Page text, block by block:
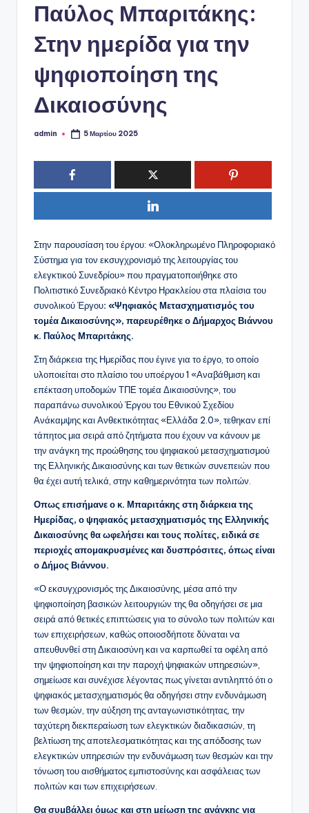
Παύλος Μπαριτάκης:
Στην ημερίδα για την
ψηφιοποίηση της
Δικαιοσύνης
Συγγραφέας:
admin 5 Μαρτίου 2025
Στην παρουσίαση του έργου: «Ολοκληρωμένο Πληροφοριακό
Σύστημα για τον εκσυγχρονισμό της λειτουργίας του
ελεγκτικού Συνεδρίου» που πραγματοποιήθηκε στο
Πολιτιστικό Συνεδριακό Κέντρο Ηρακλείου στα πλαίσια του
συνολικού Έργου: «Ψηφιακός Μετασχηματισμός του
τομέα Δικαιοσύνης», παρευρέθηκε ο Δήμαρχος Βιάννου
κ. Παύλος Μπαριτάκης.
Στη διάρκεια της Ημερίδας που έγινε για το έργο, το οποίο
υλοποιείται στο πλαίσιο του υποέργου 1 «Αναβάθμιση και
επέκταση υποδομών ΤΠΕ τομέα Δικαιοσύνης», του
παραπάνω συνολικού Έργου του Εθνικού Σχεδίου
Ανάκαμψης και Ανθεκτικότητας «Ελλάδα 2.0», τεθηκαν επί
τάπητος μια σειρά από ζητήματα που έχουν να κάνουν με
την ανάγκη της προώθησης του ψηφιακού μετασχηματισμού
της Ελληνικής Δικαιοσύνης και των θετικών συνεπειών που
θα έχει αυτή τελικά, στην καθημερινότητα των πολιτών.
Οπως επισήμανε ο κ. Μπαριτάκης στη διάρκεια της
Ημερίδας, ο ψηφιακός μετασχηματισμός της Ελληνικής
Δικαιοσύνης θα ωφελήσει και τους πολίτες, ειδικά σε
περιοχές απομακρυσμένες και δυσπρόσιτες, όπως είναι
ο Δήμος Βιάννου.
«Ο εκσυγχρονισμός της Δικαιοσύνης, μέσα από την
ψηφιοποίηση βασικών λειτουργιών της θα οδηγήσει σε μια
σειρά από θετικές επιπτώσεις για το σύνολο των πολιτών και
των επιχειρήσεων, καθώς οποιοσδήποτε δύναται να
απευθυνθεί στη Δικαιοσύνη και να καρπωθεί τα οφέλη από
την ψηφιοποίηση και την παροχή ψηφιακών υπηρεσιών»,
σημείωσε και συνέχισε λέγοντας πως γίνεται αντιληπτό ότι ο
ψηφιακός μετασχηματισμός θα οδηγήσει στην ενδυνάμωση
των θεσμών, την αύξηση της ανταγωνιστικότητας, την
ταχύτερη διεκπεραίωση των ελεγκτικών διαδικασιών, τη
βελτίωση της αποτελεσματικότητας και της απόδοσης των
ελεγκτικών υπηρεσιών την ενδυνάμωση των θεσμών και την
τόνωση του αισθήματος εμπιστοσύνης και ασφάλειας των
πολιτών και των επιχειρήσεων.
Θα συμβάλλει όμως και στη μείωση της ανάγκης για